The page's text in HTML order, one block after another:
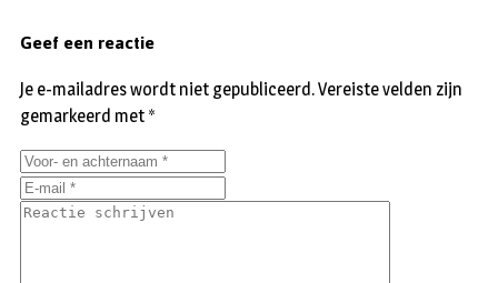
Geef een reactie
Je e-mailadres wordt niet gepubliceerd.Vereiste velden zijn
gemarkeerd met *